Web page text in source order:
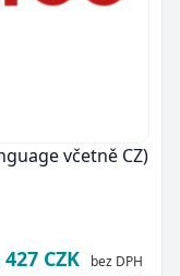
včetně CZ)
427 CZK bez DPH